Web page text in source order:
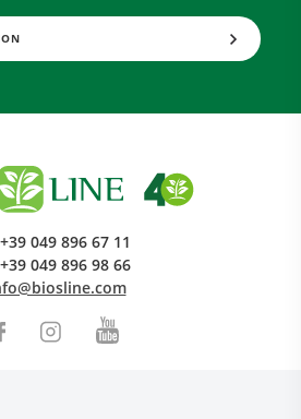
+39 049 896 67 11
+39 049 896 98 66